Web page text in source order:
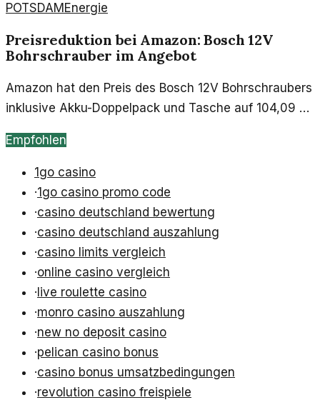
Deutschland?
POTSDAM Energie
Preisreduktion bei Amazon: Bosch 12V
Bohrschrauber im Angebot
Amazon hat den Preis des Bosch 12V Bohrschraubers
inklusive Akku-Doppelpack und Tasche auf 104,09 €
Handwerker und Heimwerker, hochwertige
Werkzeuge zu einem reduzierten Preis zu erwerben.
Empfohlen
1go casino
·1go casino promo code
·casino deutschland bewertung
·casino deutschland auszahlung
·casino limits vergleich
·online casino vergleich
·live roulette casino
·monro casino auszahlung
·new no deposit casino
·pelican casino bonus
·casino bonus umsatzbedingungen
·revolution casino freispiele